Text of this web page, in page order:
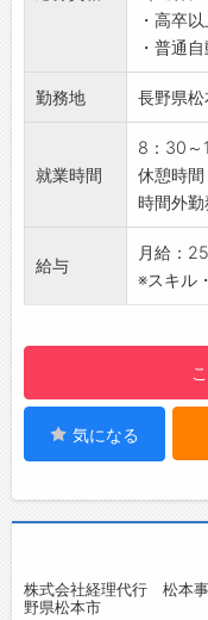
センタ
メンバ
部署の
えてい
【設備】
・無料
・食堂
・更衣
・自販
◎構内禁
【会社
私たち
家庭用
手がけ
ます。
げさま
■幅広い
・宿泊
修工事
・現在
■土日祝
・現場状
（振替
■直行直
・出張
・現場
・将来
【ウィ
・今年
管理・
として
・約950
・高卒以
・普通
勤務地 長野県
就業時間
8：30～
休憩時
時間外
給与
月給：
※スキル
気になる
株式会社経理代行 松本
野県松本市